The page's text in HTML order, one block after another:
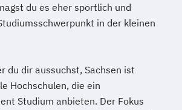
du es eher sportlich und
in der kleinen
du dir aussuchst, Sachsen ist
Hochschulen, die ein
Studium anbieten. Der Fokus